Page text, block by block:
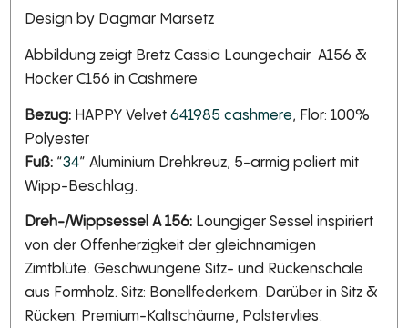
Design by Dagmar Marsetz
Abbildung zeigt Bretz Cassia Loungechair A156 &
Hocker C156 in Cashmere
Bezug: HAPPY Velvet641985 cashmere, Flor: 100%
Polyester
Fuß: “34” Aluminium Drehkreuz, 5-armig poliert mit
Wipp-Beschlag.
Dreh-/Wippsessel A 156: Loungiger Sessel inspiriert
von der Offenherzigkeit der gleichnamigen
Zimtblüte. Geschwungene Sitz- und Rückenschale
aus Formholz. Sitz: Bonellfederkern. Darüber in Sitz &
Rücken: Premium-Kaltschäume, Polstervlies.